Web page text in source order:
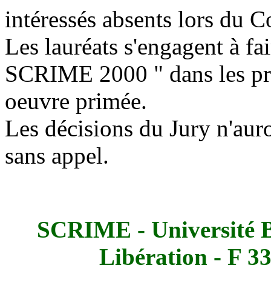
intéressés absents lors du
Les lauréats s'engagent à
SCRIME 2000 " dans les
oeuvre primée.
Les décisions du Jury
sans appel.
SCRIME - Université
Libération - F